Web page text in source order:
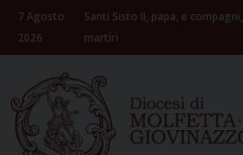
Skip
content
7 Agosto
2026
Santi Sisto II, papa, e compagni,
martiri